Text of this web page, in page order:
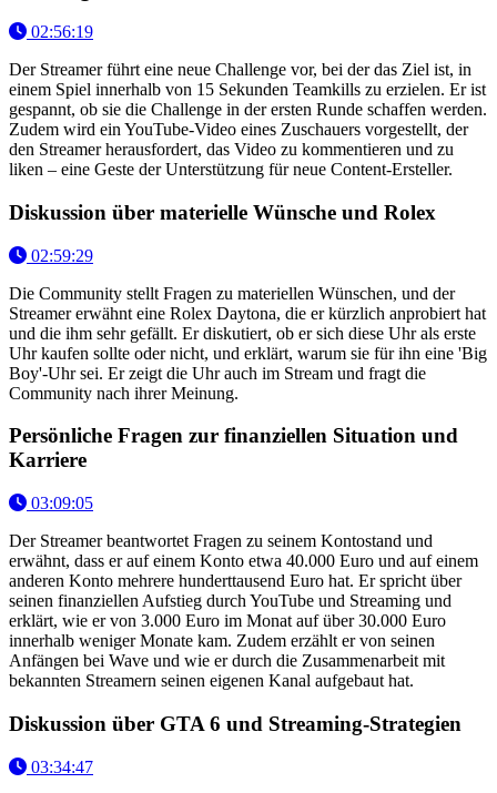
02:56:19
Der Streamer führt eine neue Challenge vor, bei der das Ziel ist, in
einem Spiel innerhalb von 15 Sekunden Teamkills zu erzielen. Er ist
gespannt, ob sie die Challenge in der ersten Runde schaffen werden.
Zudem wird ein YouTube-Video eines Zuschauers vorgestellt, der
den Streamer herausfordert, das Video zu kommentieren und zu
liken – eine Geste der Unterstützung für neue Content-Ersteller.
Diskussion über materielle Wünsche und Rolex
02:59:29
Die Community stellt Fragen zu materiellen Wünschen, und der
Streamer erwähnt eine Rolex Daytona, die er kürzlich anprobiert hat
und die ihm sehr gefällt. Er diskutiert, ob er sich diese Uhr als erste
Uhr kaufen sollte oder nicht, und erklärt, warum sie für ihn eine 'Big
Boy'-Uhr sei. Er zeigt die Uhr auch im Stream und fragt die
Community nach ihrer Meinung.
Persönliche Fragen zur finanziellen Situation und
Karriere
03:09:05
Der Streamer beantwortet Fragen zu seinem Kontostand und
erwähnt, dass er auf einem Konto etwa 40.000 Euro und auf einem
anderen Konto mehrere hunderttausend Euro hat. Er spricht über
seinen finanziellen Aufstieg durch YouTube und Streaming und
erklärt, wie er von 3.000 Euro im Monat auf über 30.000 Euro
innerhalb weniger Monate kam. Zudem erzählt er von seinen
Anfängen bei Wave und wie er durch die Zusammenarbeit mit
bekannten Streamern seinen eigenen Kanal aufgebaut hat.
Diskussion über GTA 6 und Streaming-Strategien
03:34:47